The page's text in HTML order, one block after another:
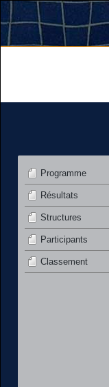
Programme
Résultats
Structures
Participants
Classement